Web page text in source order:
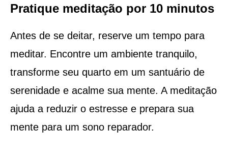
Pratique meditação por 10 minutos
Antes de se deitar, reserve um tempo para
meditar. Encontre um ambiente tranquilo,
transforme seu quarto em um santuário de
serenidade e acalme sua mente. A meditação
ajuda a reduzir o estresse e prepara sua
mente para um sono reparador.